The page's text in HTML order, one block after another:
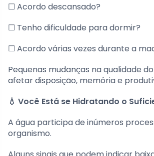
☐ Acordo descansado?
☐ Tenho dificuldade para dormir?
☐ Acordo várias vezes durante a
Pequenas mudanças na qualidade
afetar disposição, memória e
💧 Você Está se Hidratando o
A água participa de inúmeros
organismo.